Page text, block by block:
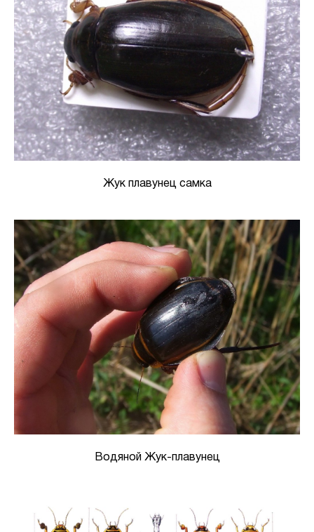
Жук плавунец самка
Водяной Жук-плавунец